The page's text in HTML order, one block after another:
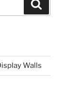
Walls